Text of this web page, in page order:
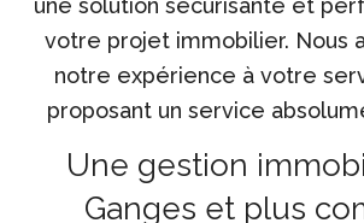
une solution sécurisante et
votre projet immobilier. Nous
notre expérience à votre
proposant un service
Une gestion
Ganges et plus